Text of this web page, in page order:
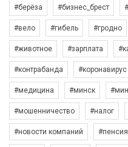
#берёза #бизнес_брест
#вело #гибель #гродно
#животное #зарплата
#контрабанда #коронавирус
#медицина #минск
#мошенничество #налог
#новости компаний #пенсия